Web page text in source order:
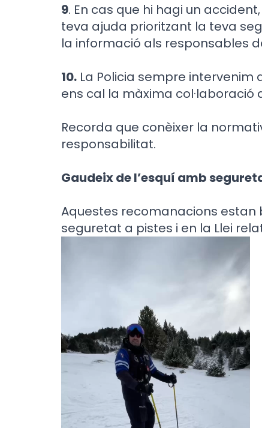
9. En cas que hi hagi un
teva ajuda prioritzant la teva
la informació als responsables
10. La Policia sempre intervenim
ens cal la màxima col·laboració
Recorda que conèixer la
responsabilitat.
Gaudeix de l’esquí amb
Aquestes recomanacions estan
seguretat a pistes i en la Llei